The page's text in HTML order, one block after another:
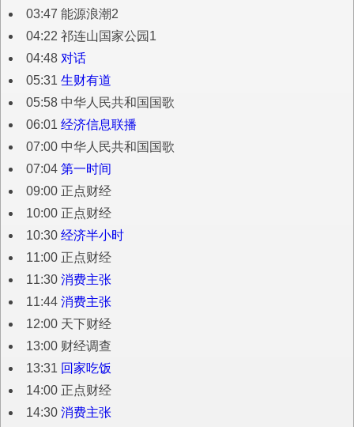
03:47 能源浪潮2
04:22 祁连山国家公园1
04:48 对话
05:31 生财有道
05:58 中华人民共和国国歌
06:01 经济信息联播
07:00 中华人民共和国国歌
07:04 第一时间
09:00 正点财经
10:00 正点财经
10:30 经济半小时
11:00 正点财经
11:30 消费主张
11:44 消费主张
12:00 天下财经
13:00 财经调查
13:31 回家吃饭
14:00 正点财经
14:30 消费主张